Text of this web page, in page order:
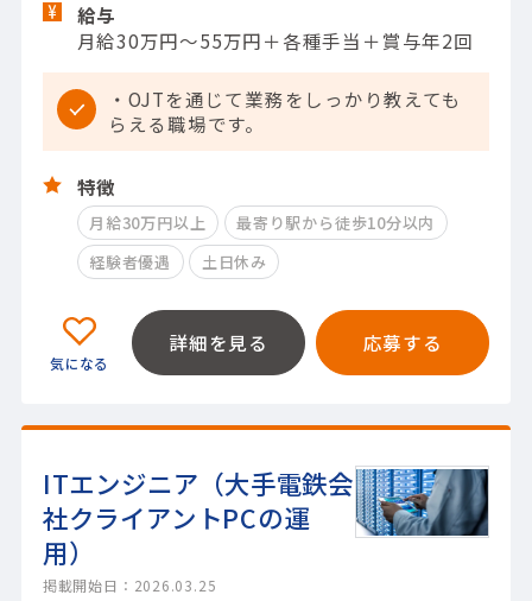
給与
月給30万円～55万円＋各種手当＋賞与年2回
・OJTを通じて業務をしっかり教えても
らえる職場です。
特徴
月給30万円以上
最寄り駅から徒歩10分以内
経験者優遇
土日休み
詳細を見る 応募する
ITエンジニア（大手電鉄会
社クライアントPCの運
用）
掲載開始日：2026.03.25